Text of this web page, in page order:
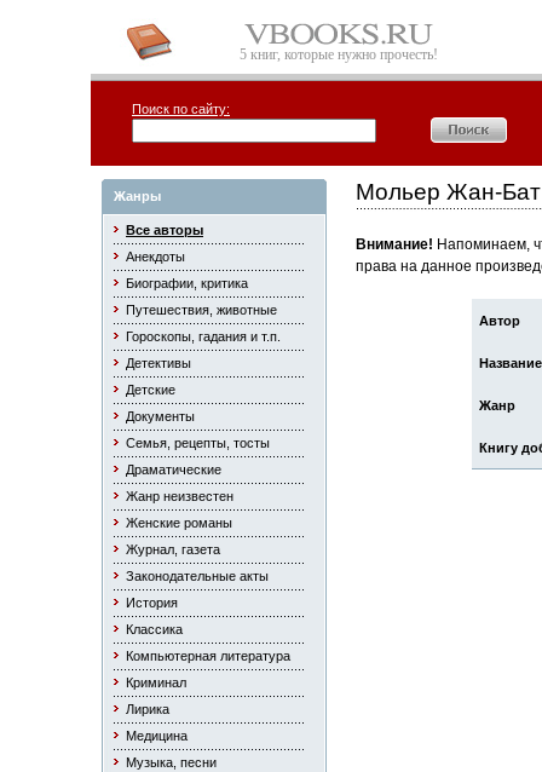
5 книг, которые нужно прочесть!
Поиск по сайту:
Жанры
Все авторы
Анекдоты
Биографии, критика
Путешествия, животные
Гороскопы, гадания и т.п.
Детективы
Детские
Документы
Семья, рецепты, тосты
Драматические
Жанр неизвестен
Женские романы
Журнал, газета
Законодательные акты
История
Классика
Компьютерная литература
Криминал
Лирика
Медицина
Музыка, песни
Мольер Жан-
Внимание! Напоминаем,
права на данное
Автор
Название
Жанр
Книгу